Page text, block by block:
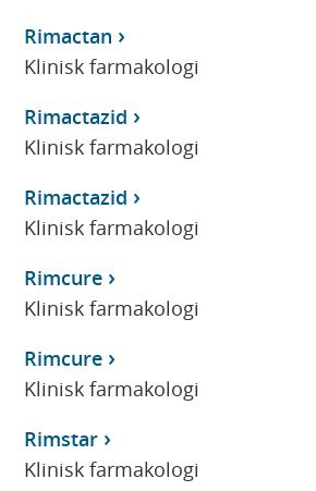
Rimactan
Klinisk farmakologi
Rimactazid
Klinisk farmakologi
Rimactazid
Klinisk farmakologi
Rimcure
Klinisk farmakologi
Rimcure
Klinisk farmakologi
Rimstar
Klinisk farmakologi